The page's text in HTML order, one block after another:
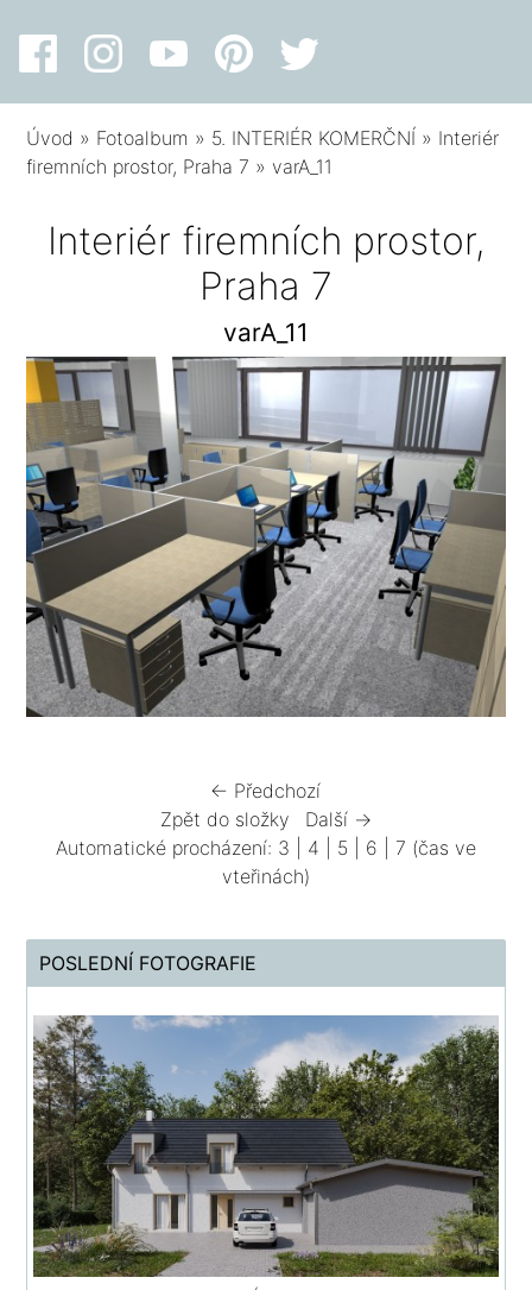
Úvod » Fotoalbum » 5. INTERIÉR KOMERČNÍ » Interiér
firemních prostor, Praha 7 »varA_11
Interiér firemních prostor,
Praha 7
varA_11
← Předchozí
Zpět do složky
Další →
Automatické procházení: 3 4 5 6 7 (čas ve
vteřinách)
POSLEDNÍ FOTOGRAFIE